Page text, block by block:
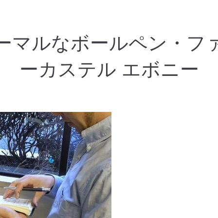
マルなボールペン・フ
ーカステル エボニー